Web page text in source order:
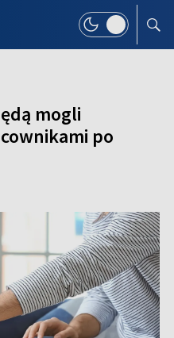
mogli
po